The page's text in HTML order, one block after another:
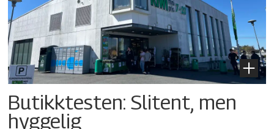
Butikktesten: Slitent, men
hyggelig